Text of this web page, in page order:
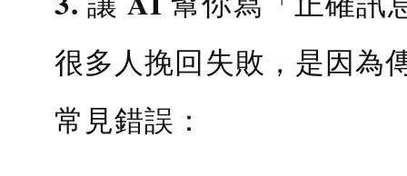
很多人挽回失敗，是因為
常見錯誤：